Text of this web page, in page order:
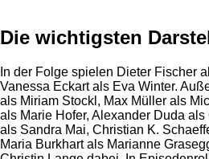
Die wichtigsten
In der Folge spielen Dieter Fischer
Vanessa Eckart als Eva Winter.
als Miriam Stockl, Max Müller als
als Marie Hofer, Alexander Duda
als Sandra Mai, Christian K.
Maria Burkhart als Marianne